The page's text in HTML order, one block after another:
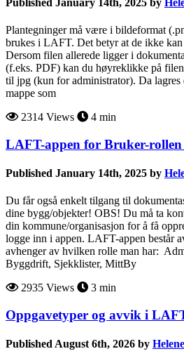
Plantegninger må være i bildeformat
brukes i LAFT. Det betyr at de ikke
Dersom filen allerede ligger i
(f.eks. PDF) kan du høyreklikke på
til jpg (kun for administrator). Da
mappe som
2314 Views
4 min
LAFT-appen for Bruker-
Published January 14th, 2025 by
Du får også enkelt tilgang til
dine bygg/objekter! OBS! Du må ta
din kommune/organisasjon for å få
logge inn i appen. LAFT-appen består
avhenger av hvilken rolle man har:
Byggdrift, Sjekklister, MittBy
2935 Views
3 min
Oppgavetyper og avvik i
Published August 6th, 2026 by